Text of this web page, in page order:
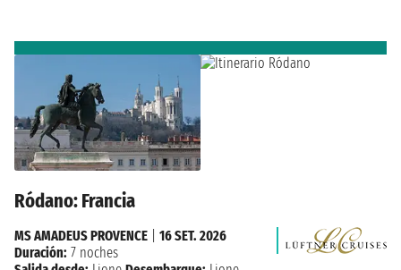
Ródano: Francia
MS AMADEUS PROVENCE
16 SET. 2026
Duración: 7 noches